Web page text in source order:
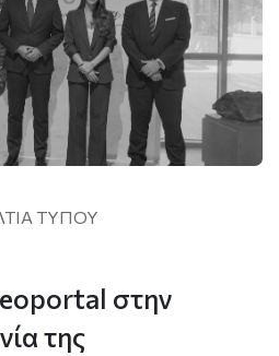
ΤΥΠΟΥ
στην
της